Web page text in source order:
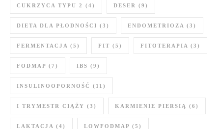
CUKRZYCA TYPU 2 (4) DESER (9)
DIETA DLA PŁODNOŚCI (3) ENDOMETRIOZA (3)
FERMENTACJA (5) FIT (5) FITOTERAPIA (3)
FODMAP (7) IBS (9)
INSULINOOPORNOŚĆ (11)
I TRYMESTR CIĄŻY (3) KARMIENIE PIERSIĄ (6)
LAKTACJA (4) LOWFODMAP (5)